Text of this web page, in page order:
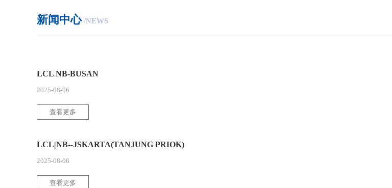
新闻中心 /NEWS
LCL NB-BUSAN
2025-08-06
查看更多
LCL|NB--JSKARTA(TANJUNG PRIOK)
2025-08-06
查看更多